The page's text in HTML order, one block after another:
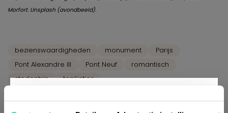
Morfort. Unsplash (avondbeeld).
bezienswaardigheden monument
Parijs
Pont Alexandre III
Pont Neuf
romantisch
stedentrip
toplijstjes
Gerelateerde artikelen